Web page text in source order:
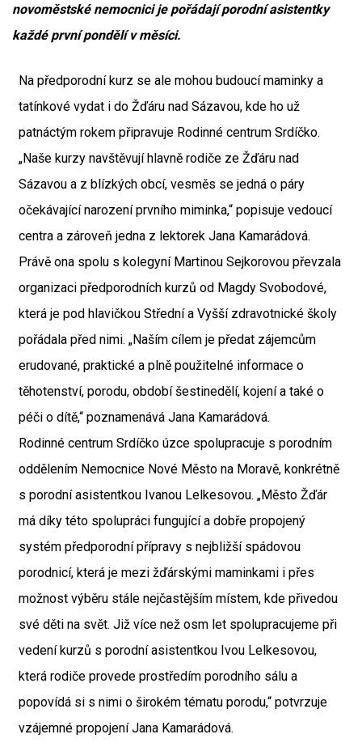
novoměstské nemocnici je pořádají porodní asistentky
každé první pondělí v měsíci.
Na předporodní kurz se ale mohou budoucí maminky a
tatínkové vydat i do Žďáru nad Sázavou, kde ho už
patnáctým rokem připravuje Rodinné centrum Srdíčko.
„Naše kurzy navštěvují hlavně rodiče ze Žďáru nad
Sázavou a z blízkých obcí, vesměs se jedná o páry
očekávající narození prvního miminka,“ popisuje vedoucí
centra a zároveň jedna z lektorek Jana Kamarádová.
Právě ona spolu s kolegyní Martinou Sejkorovou převzala
organizaci předporodních kurzů od Magdy Svobodové,
která je pod hlavičkou Střední a Vyšší zdravotnické školy
pořádala před nimi. „Naším cílem je předat zájemcům
erudované, praktické a plně použitelné informace o
těhotenství, porodu, období šestinedělí, kojení a také o
péči o dítě,“ poznamenává Jana Kamarádová.
Rodinné centrum Srdíčko úzce spolupracuje s porodním
oddělením Nemocnice Nové Město na Moravě, konkrétně
s porodní asistentkou Ivanou Lelkesovou. „Město Žďár
má díky této spolupráci fungující a dobře propojený
systém předporodní přípravy s nejbližší spádovou
porodnicí, která je mezi žďárskými maminkami i přes
možnost výběru stále nejčastějším místem, kde přivedou
své děti na svět. Již více než osm let spolupracujeme při
vedení kurzů s porodní asistentkou Ivou Lelkesovou,
která rodiče provede prostředím porodního sálu a
popovídá si s nimi o širokém tématu porodu,“ potvrzuje
vzájemné propojení Jana Kamarádová.